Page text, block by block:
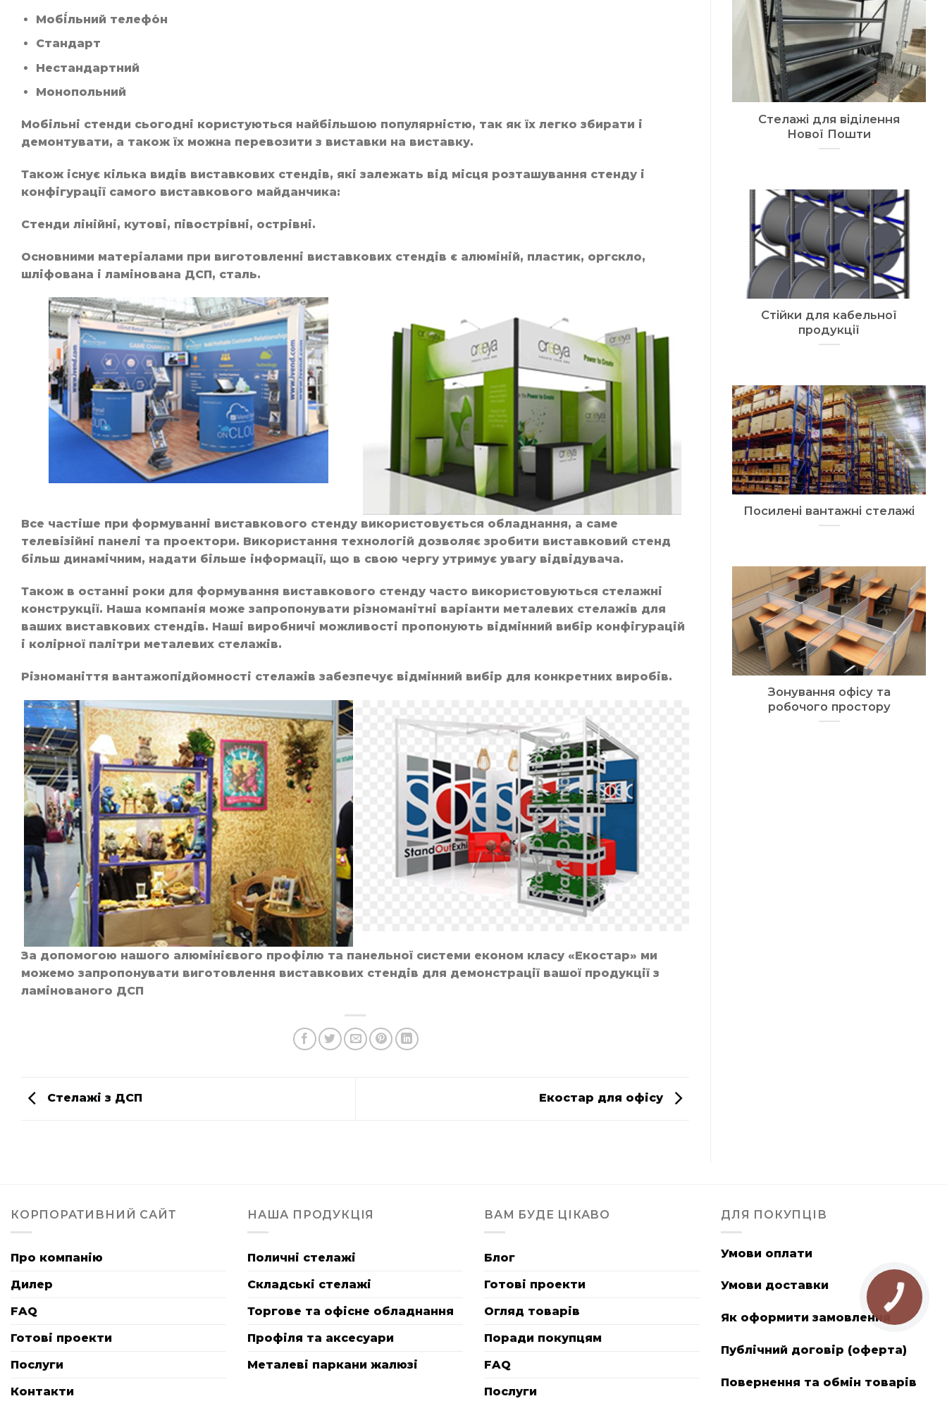
Мобі́льний телефо́н
Стандарт
Нестандартний
Монопольний
Мобільні стенди сьогодні користуються найбільшою популярністю, так як їх легко збирати і
демонтувати, а також їх можна перевозити з виставки на виставку.
Також існує кілька видів виставкових стендів, які залежать від місця розташування стенду і
конфігурації самого виставкового майданчика:
Стенди лінійні, кутові, півострівні, острівні.
Основними матеріалами при виготовленні виставкових стендів є алюміній, пластик, оргскло,
шліфована і ламінована ДСП, сталь.
Все частіше при формуванні виставкового стенду використовується обладнання, а саме
телевізійні панелі та проектори. Використання технологій дозволяє зробити виставковий стенд
більш динамічним, надати більше інформації, що в свою чергу утримує увагу відвідувача.
Також в останні роки для формування виставкового стенду часто використовуються стелажні
конструкції. Наша компанія може запропонувати різноманітні варіанти металевих стелажів для
ваших виставкових стендів. Наші виробничі можливості пропонують відмінний вибір конфігурацій
і колірної палітри металевих стелажів.
Різноманіття вантажопідйомності стелажів забезпечує відмінний вибір для конкретних виробів.
За допомогою нашого алюмінієвого профілю та панельної системи економ класу «Екостар» ми
можемо запропонувати виготовлення виставкових стендів для демонстрації вашої продукції з
ламінованого ДСП
Стелажі з ДСП Екостар для офісу
Стелажі для віділення
Нової Пошти
Стійки для кабельної
продукції
Посилені вантажні стелажі
Зонування офісу та
робочого простору
КОРПОРАТИВНИЙ САЙТ
Про компанію
Дилер
FAQ
Готові проекти
Послуги
Контакти
НАША ПРОДУКЦІЯ
Поличні стелажі
Складські стелажі
Торгове та офісне обладнання
Профіля та аксесуари
Металеві паркани жалюзі
ВАМ БУДЕ ЦІКАВО
Блог
Готові проекти
Огляд товарів
Поради покупцям
FAQ
Послуги
ДЛЯ ПОКУПЦІВ
Умови оплати
Умови доставки
Як оформити замовлення
Публічний договір (оферта)
Повернення та обмін товарів